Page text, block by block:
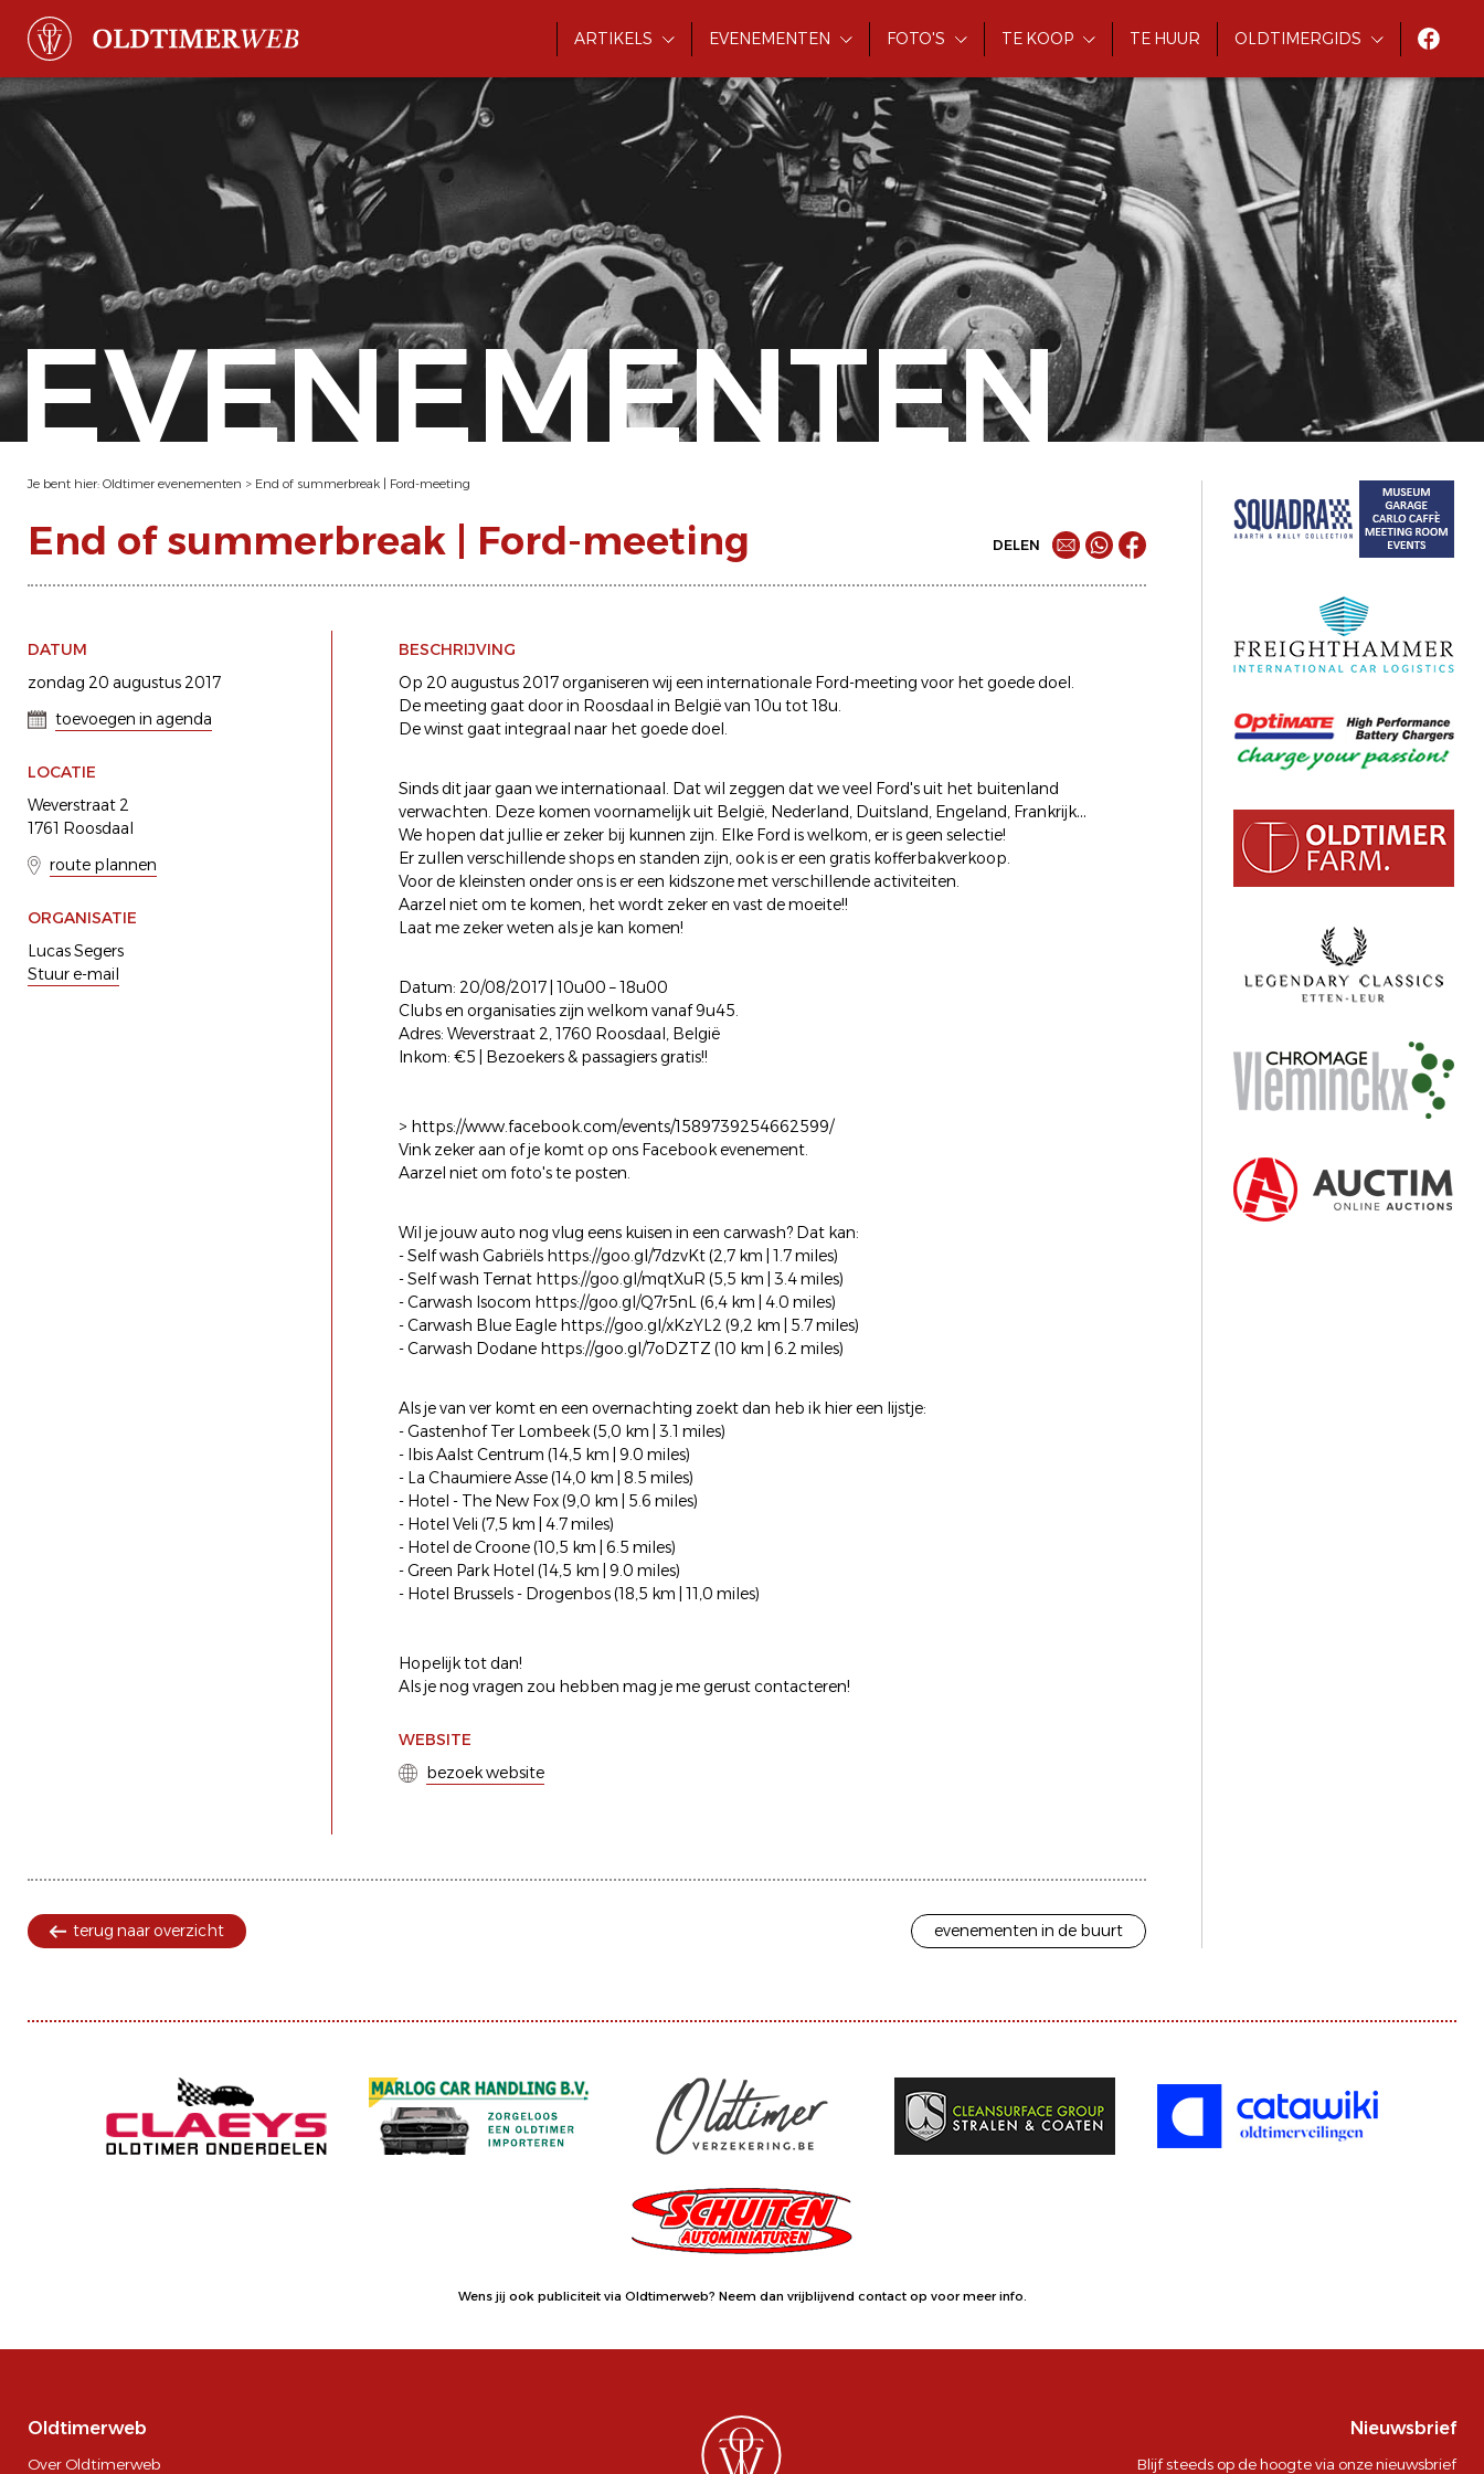
ARTIKELS EVENEMENTEN FOTO'S TE KOOP TE HUUR OLDTIMERGIDS
EVENEMENTEN
Je bent hier: Oldtimer evenementen > End of summerbreak | Ford-meeting
End of summerbreak | Ford-meeting DELEN
DATUM
zondag 20 augustus 2017
toevoegen in agenda
LOCATIE
Weverstraat 2
1761 Roosdaal
route plannen
ORGANISATIE
Lucas Segers
Stuur e-mail
BESCHRIJVING
Op 20 augustus 2017 organiseren wij een internationale Ford-meeting voor het goede doel.
De meeting gaat door in Roosdaal in België van 10u tot 18u.
De winst gaat integraal naar het goede doel.
Sinds dit jaar gaan we internationaal. Dat wil zeggen dat we veel Ford's uit het buitenland
verwachten. Deze komen voornamelijk uit België, Nederland, Duitsland, Engeland, Frankrijk…
We hopen dat jullie er zeker bij kunnen zijn. Elke Ford is welkom, er is geen selectie!
Er zullen verschillende shops en standen zijn, ook is er een gratis kofferbakverkoop.
Voor de kleinsten onder ons is er een kidszone met verschillende activiteiten.
Aarzel niet om te komen, het wordt zeker en vast de moeite!!
Laat me zeker weten als je kan komen!
Datum: 20/08/2017 | 10u00 – 18u00
Clubs en organisaties zijn welkom vanaf 9u45.
Adres: Weverstraat 2, 1760 Roosdaal, België
Inkom: €5 | Bezoekers & passagiers gratis!!
> https://www.facebook.com/events/1589739254662599/
Vink zeker aan of je komt op ons Facebook evenement.
Aarzel niet om foto's te posten.
Wil je jouw auto nog vlug eens kuisen in een carwash? Dat kan:
- Self wash Gabriëls https://goo.gl/7dzvKt (2,7 km | 1.7 miles)
- Self wash Ternat https://goo.gl/mqtXuR (5,5 km | 3.4 miles)
- Carwash Isocom https://goo.gl/Q7r5nL (6,4 km | 4.0 miles)
- Carwash Blue Eagle https://goo.gl/xKzYL2 (9,2 km | 5.7 miles)
- Carwash Dodane https://goo.gl/7oDZTZ (10 km | 6.2 miles)
Als je van ver komt en een overnachting zoekt dan heb ik hier een lijstje:
- Gastenhof Ter Lombeek (5,0 km | 3.1 miles)
- Ibis Aalst Centrum (14,5 km | 9.0 miles)
- La Chaumiere Asse (14,0 km | 8.5 miles)
- Hotel - The New Fox (9,0 km | 5.6 miles)
- Hotel Veli (7,5 km | 4.7 miles)
- Hotel de Croone (10,5 km | 6.5 miles)
- Green Park Hotel (14,5 km | 9.0 miles)
- Hotel Brussels - Drogenbos (18,5 km | 11,0 miles)
Hopelijk tot dan!
Als je nog vragen zou hebben mag je me gerust contacteren!
WEBSITE
bezoek website
terug naar overzicht evenementen in de buurt
Wens jij ook publiciteit via Oldtimerweb? Neem dan vrijblijvend contact op voor meer info.
Oldtimerweb
Over Oldtimerweb
Nieuwsbrief
Blijf steeds op de hoogte via onze nieuwsbrief